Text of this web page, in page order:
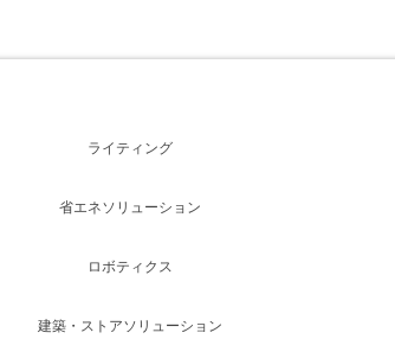
ライティング
省エネソリューション
ロボティクス
建築・ストアソリューション